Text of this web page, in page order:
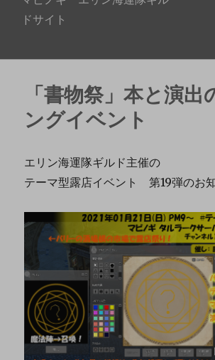
ドサイト
「書物祭」本と演出
ングイベント
エリン海運隊ギルド主催の
テーマ型露店イベント 第19弾のお知